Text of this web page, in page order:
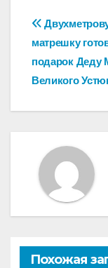
по
матрешку
подарок Деду
Великого
Похожая